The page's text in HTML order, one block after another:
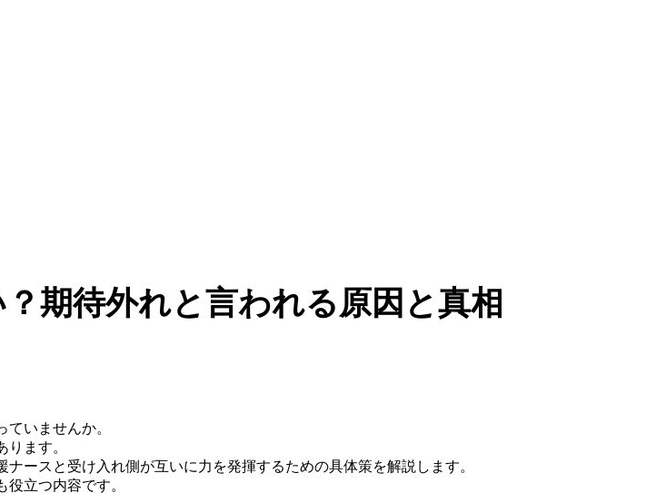
期待外れと言われる原因と真相
いませんか。
ます。
ースと受け入れ側が互いに力を発揮するための具体策を解説します。
立つ内容です。